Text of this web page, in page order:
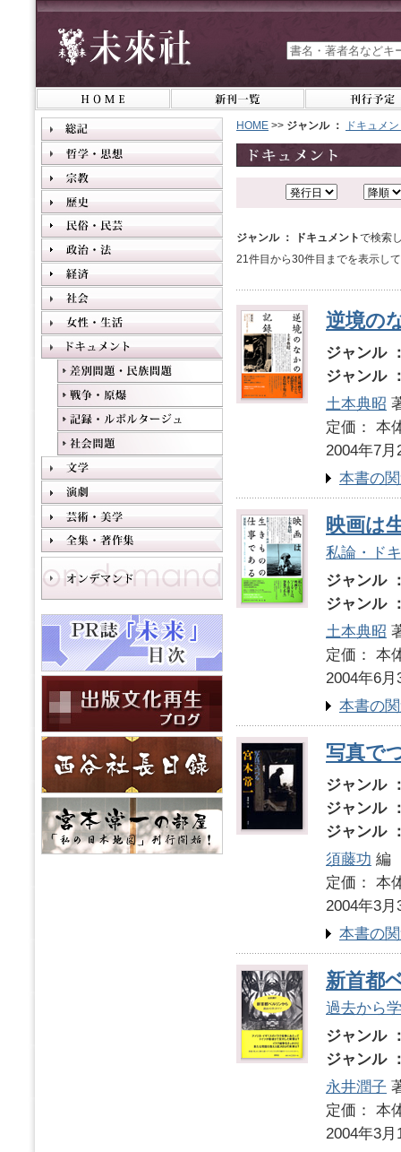
HOME >> ジャンル ： ドキュメ
ジャンル ： ドキュメントで検索
21件目から30件目までを表示し
逆境の
ジャンル
ジャンル
土本典昭
定価：
2004年7月
本書の
映画は
私論・ド
ジャンル
ジャンル
土本典昭
定価：
2004年6月
本書の
写真で
ジャンル
ジャンル
ジャンル
須藤功 編
定価：
2004年3月
本書の
新首都
過去から
ジャンル
ジャンル
永井潤子
定価：
2004年3月